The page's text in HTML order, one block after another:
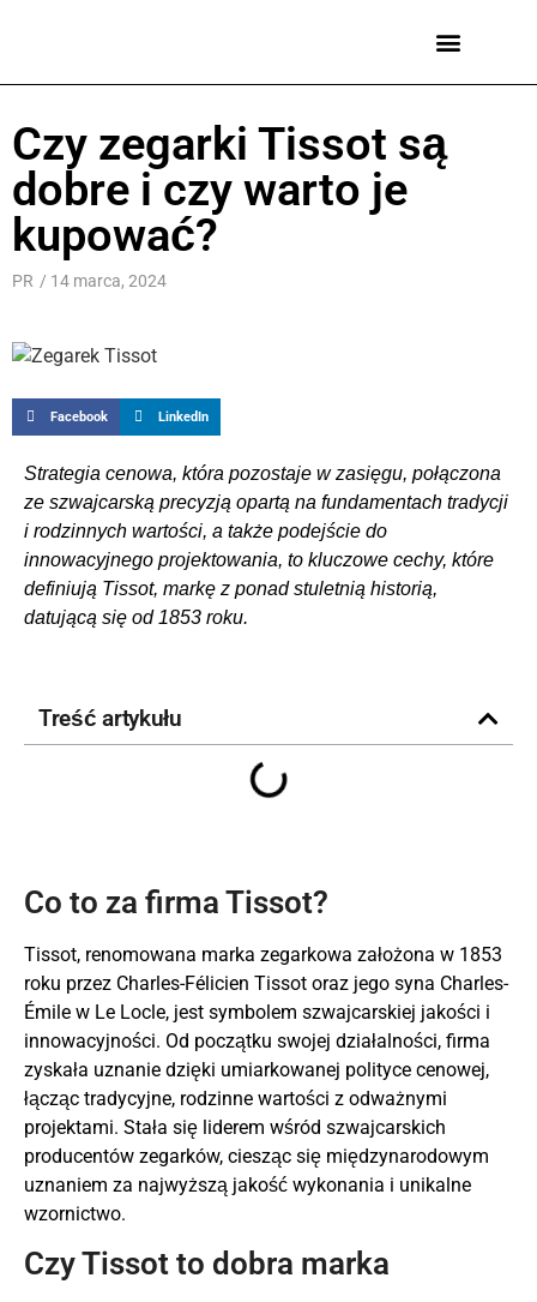
Czy zegarki Tissot są
dobre i czy warto je
kupować?
PR / 14 marca, 2024
Facebook LinkedIn
Strategia cenowa, która pozostaje w zasięgu, połączona
ze szwajcarską precyzją opartą na fundamentach tradycji
i rodzinnych wartości, a także podejście do
innowacyjnego projektowania, to kluczowe cechy, które
definiują Tissot, markę z ponad stuletnią historią,
datującą się od 1853 roku.
Treść artykułu
Co to za firma Tissot?
Tissot, renomowana marka zegarkowa założona w 1853
roku przez Charles-Félicien Tissot oraz jego syna Charles-
Émile w Le Locle, jest symbolem szwajcarskiej jakości i
innowacyjności. Od początku swojej działalności, firma
zyskała uznanie dzięki umiarkowanej polityce cenowej,
łącząc tradycyjne, rodzinne wartości z odważnymi
projektami. Stała się liderem wśród szwajcarskich
producentów zegarków, ciesząc się międzynarodowym
uznaniem za najwyższą jakość wykonania i unikalne
wzornictwo.
Czy Tissot to dobra marka